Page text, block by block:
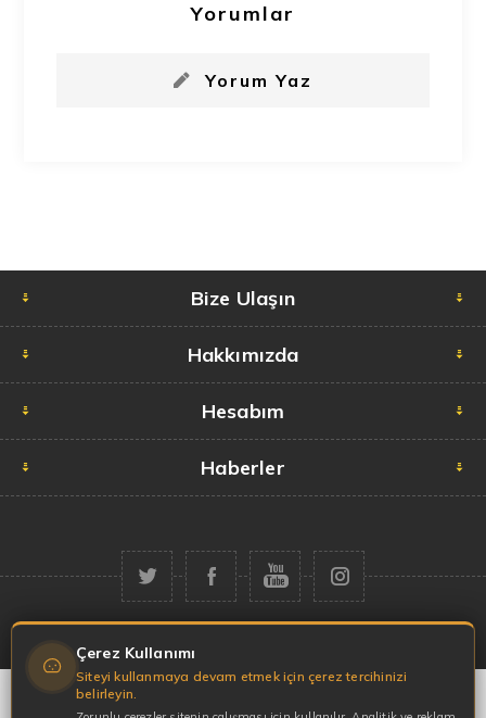
Yorumlar
Yorum Yaz
Bize Ulaşın
Hakkımızda
Hesabım
Haberler
Telif hakkı © 2026 Garaj Market. Tüm hakları saklıdır.
Çerez Kullanımı
Siteyi kullanmaya devam etmek için çerez tercihinizi
belirleyin.